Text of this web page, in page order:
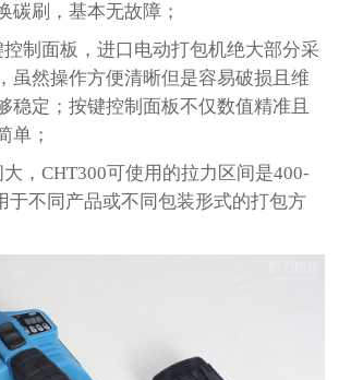
碳刷，基本无故障；
控制面板，进口电动打包机绝大部分采
虽然操作方便清晰但是容易破损且维
稳定；按键控制面板不仅数值精准且
单；
大，CHT300可使用的拉力区间是400-
于不同产品或不同包装形式的打包方